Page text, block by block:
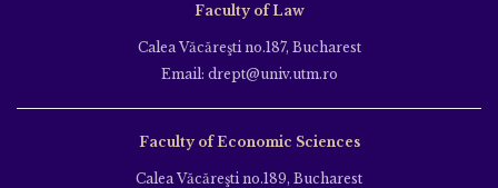
Faculty of Law
Calea Văcăreşti no.187, Bucharest
Email: drept@univ.utm.ro
Faculty of Economic Sciences
Calea Văcăreşti no.189, Bucharest